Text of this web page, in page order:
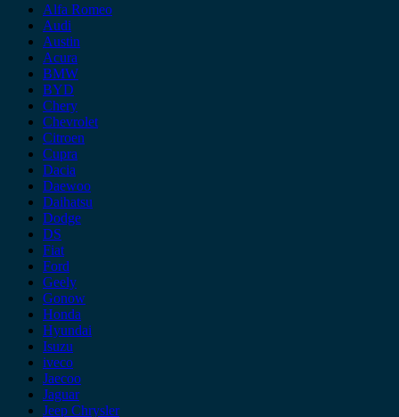
Alfa Romeo
Audi
Austin
Acura
BMW
BYD
Chery
Chevrolet
Citroen
Cupra
Dacia
Daewoo
Daihatsu
Dodge
DS
Fiat
Ford
Geely
Gonow
Honda
Hyundai
Isuzu
iveco
Jaecoo
Jaguar
Jeep Chrysler